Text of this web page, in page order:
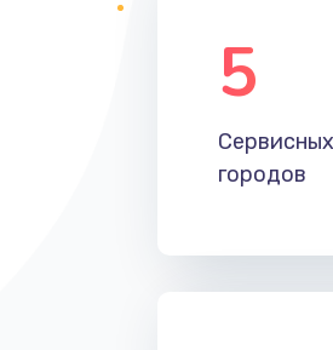
5
Сервисных
городов